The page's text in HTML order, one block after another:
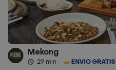
Mekong
29 min · ENVÍO GRATIS